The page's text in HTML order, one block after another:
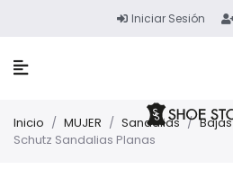
Iniciar Sesión
Inicio / MUJER / Sandalias / Bajas
Schutz Sandalias Planas